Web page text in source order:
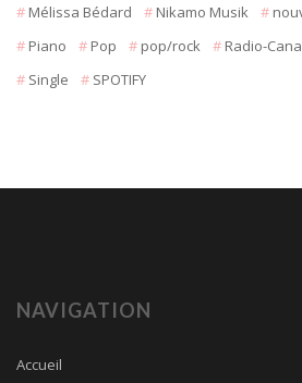
Mélissa Bédard
Nikamo Musik
Piano
Pop pop/rock Radio-
Single
SPOTIFY
NAVIGATION
Accueil